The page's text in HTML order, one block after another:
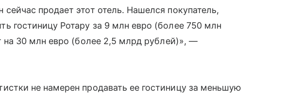
продает этот отель. Нашелся покупатель,
гостиницу Ротару за 9 млн евро (более 750 млн
на 30 млн евро (более 2,5 млрд рублей)», —
не намерен продавать ее гостиницу за меньшую